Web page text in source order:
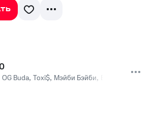
OG Buda, Toxi$, Мэйби Бэйби,